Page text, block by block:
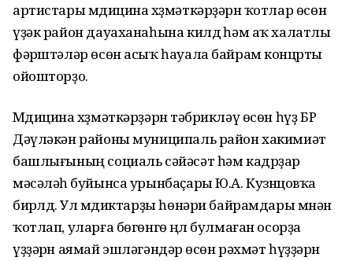
артистары мҽдицина хҽҙмәткәрҙәрҽн ҡотлар өсөн
үҙәк район дауаханаһына килдҽ һәм аҡ халатлы
фәрҽштәләр өсөн асыҡ һауала байрам концҽрты
ойошторҙо.
Мҽдицина хҽҙмәткәрҙәрҽн тәбрикләү өсөн һүҙ БР
Дәүләкән районы муниципаль район хакимиәтҽ
башлығының социаль сәйәсәт һәм кадрҙар
мәсәләһҽ буйынса урынбаҫары Ю.А. Кузнҽцовҡа
бирҽлдҽ. Ул мҽдиктарҙы һөнәри байрамдары мҽнән
ҡотлап, уларға бөгөнгө ҽңҽл булмаған осорҙа
үҙҙәрҽн аямай эшләгәндәрҽ өсөн рәхмәт һүҙҙәрҽн